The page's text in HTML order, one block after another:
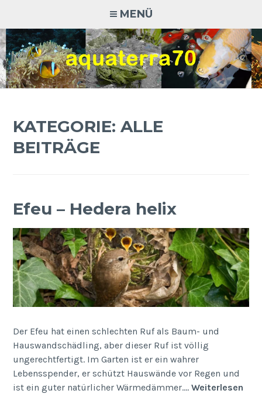
springen
MENÜ
AQUATERRA70
Aquaristik · Terraristik · Natur- und Artenschutz
KATEGORIE:ALLE
BEITRÄGE
Efeu – Hedera helix
Der Efeu hat einen schlechten Ruf als Baum- und
Hauswandschädling, aber dieser Ruf ist völlig
ungerechtfertigt. Im Garten ist er ein wahrer
Lebensspender, er schützt Hauswände vor Regen und
ist ein guter natürlicher Wärmedämmer.…Weiterlesen